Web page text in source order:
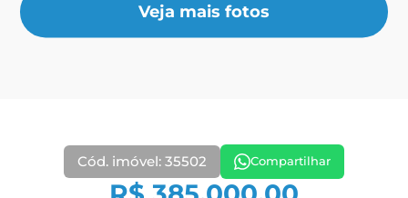
Veja mais fotos
Cód. imóvel: 35502 Compartilhar